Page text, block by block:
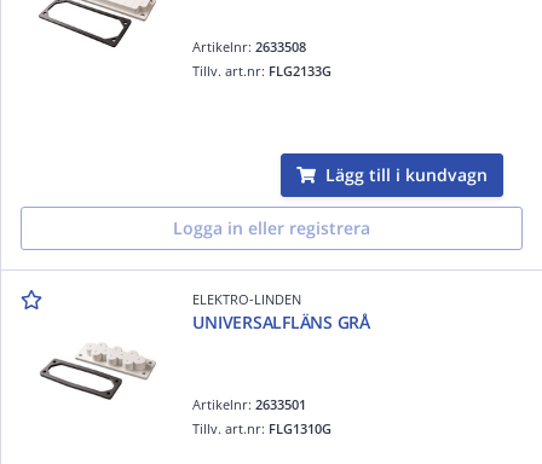
Artikelnr:2633508
Tillv. art.nr: FLG2133G
Lägg till i kundvagn
Logga in eller registrera
ELEKTRO-LINDEN
UNIVERSALFLÄNS GRÅ
Artikelnr:2633501
Tillv. art.nr: FLG1310G